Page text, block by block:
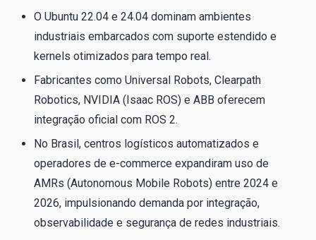
O Ubuntu 22.04 e 24.04 dominam ambientes
industriais embarcados com suporte estendido e
kernels otimizados para tempo real.
Fabricantes como Universal Robots, Clearpath
Robotics, NVIDIA (Isaac ROS) e ABB oferecem
integração oficial com ROS 2.
No Brasil, centros logísticos automatizados e
operadores de e-commerce expandiram uso de
AMRs (Autonomous Mobile Robots) entre 2024 e
2026, impulsionando demanda por integração,
observabilidade e segurança de redes industriais.